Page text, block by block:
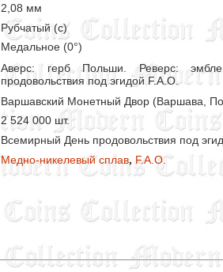
2,08 мм
Рубчатый (с)
Медальное (0°)
Аверс: герб Польши. Реверс:
продовольствия под эгидой F.A.O.
Варшавский Монетный Двор (Варшава,
2 524 000 шт.
Всемирный День продовольствия под
Медно-никелевый сплав, F.A.O.